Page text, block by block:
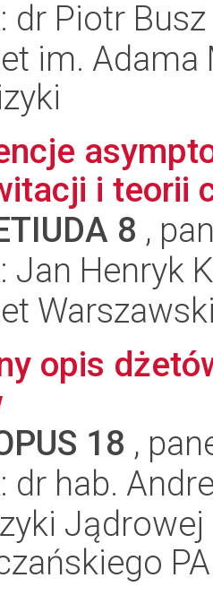
dr Piotr Busz
im.
i teorii
8 ,
Jan Henryk
opis
18 ,
dr hab.